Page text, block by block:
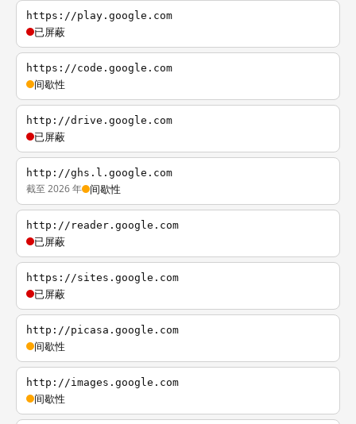
https://play.google.com
已屏蔽
https://code.google.com
间歇性
http://drive.google.com
已屏蔽
http://ghs.l.google.com
截至 2026 年 间歇性
http://reader.google.com
已屏蔽
https://sites.google.com
已屏蔽
http://picasa.google.com
间歇性
http://images.google.com
间歇性